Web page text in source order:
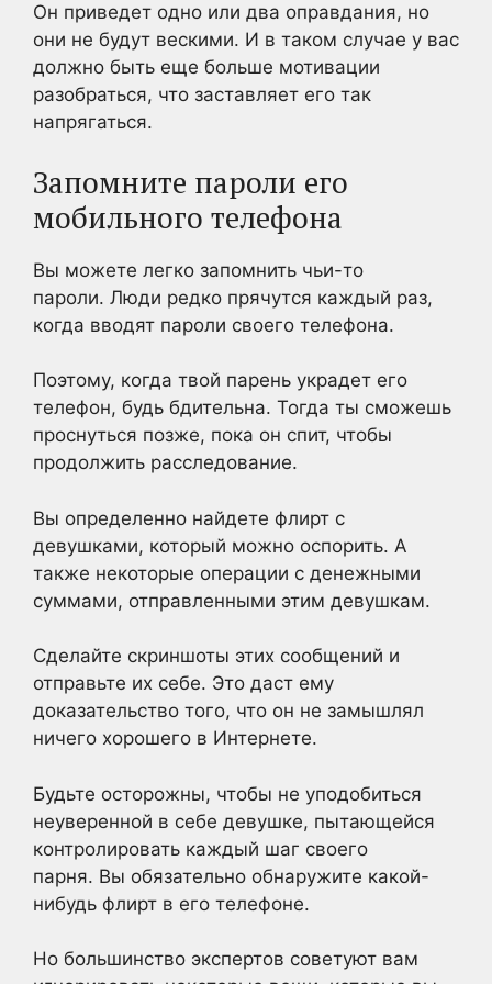
Он приведет одно или два оправдания, но
они не будут вескими. И в таком случае у вас
должно быть еще больше мотивации
разобраться, что заставляет его так
напрягаться.
Запомните пароли его
мобильного телефона
Вы можете легко запомнить чьи-то
пароли. Люди редко прячутся каждый раз,
когда вводят пароли своего телефона.
Поэтому, когда твой парень украдет его
телефон, будь бдительна. Тогда ты сможешь
проснуться позже, пока он спит, чтобы
продолжить расследование.
Вы определенно найдете флирт с
девушками, который можно оспорить. А
также некоторые операции с денежными
суммами, отправленными этим девушкам.
Сделайте скриншоты этих сообщений и
отправьте их себе. Это даст ему
доказательство того, что он не замышлял
ничего хорошего в Интернете.
Будьте осторожны, чтобы не уподобиться
неуверенной в себе девушке, пытающейся
контролировать каждый шаг своего
парня. Вы обязательно обнаружите какой-
нибудь флирт в его телефоне.
Но большинство экспертов советуют вам